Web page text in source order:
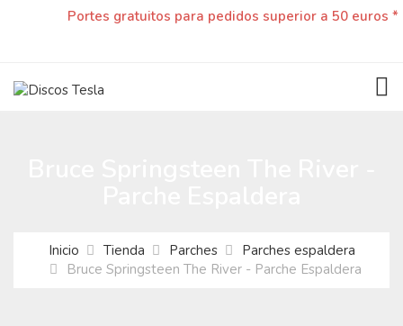
Portes gratuitos para pedidos superior a 50 euros *
Inicio Tienda Parches
Parches espaldera
Bruce Springsteen The River - Parche Espaldera